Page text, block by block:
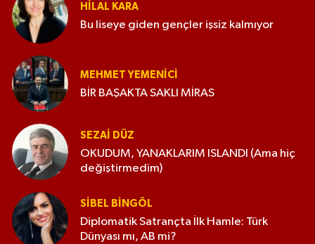
HILAL KARA
Bu liseye giden gençler işsiz kalmıyor
MEHMET YEMENICI
BİR BAŞAKTA SAKLI MİRAS
SEZAI DÜZ
OKUDUM, YANAKLARIM ISLANDI (Ama hiç
değiştirmedim)
SIBEL BINGÖL
Diplomatik Satrançta İlk Hamle: Türk
Dünyası mı, AB mi?